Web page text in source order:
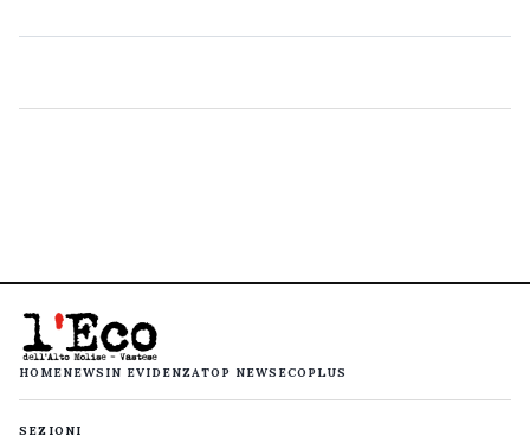
HOMENEWS IN EVIDENZATOP NEWS ECOPLUS
SEZIONI